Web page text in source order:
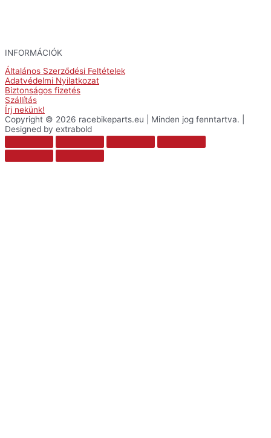
INFORMÁCIÓK
Általános Szerződési Feltételek
Adatvédelmi Nyilatkozat
Biztonságos fizetés
Szállítás
Írj nekünk!
Copyright © 2026 racebikeparts.eu | Minden jog fenntartva. |
Designed by extrabold